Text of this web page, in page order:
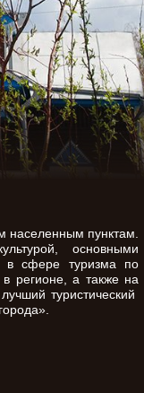
населенным пунктам.
основными
в сфере туризма по
регионе, а также на
туристический